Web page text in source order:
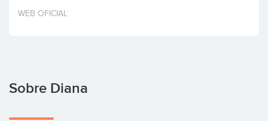
Invertir
WEB OFICIAL
Sobre Diana